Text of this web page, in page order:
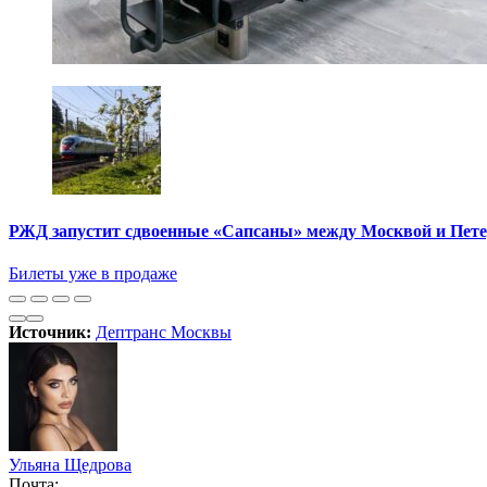
РЖД запустит сдвоенные «Сапсаны» между Москвой и
Билеты уже в продаже
Источник: Дептранс Москвы
Ульяна Щедрова